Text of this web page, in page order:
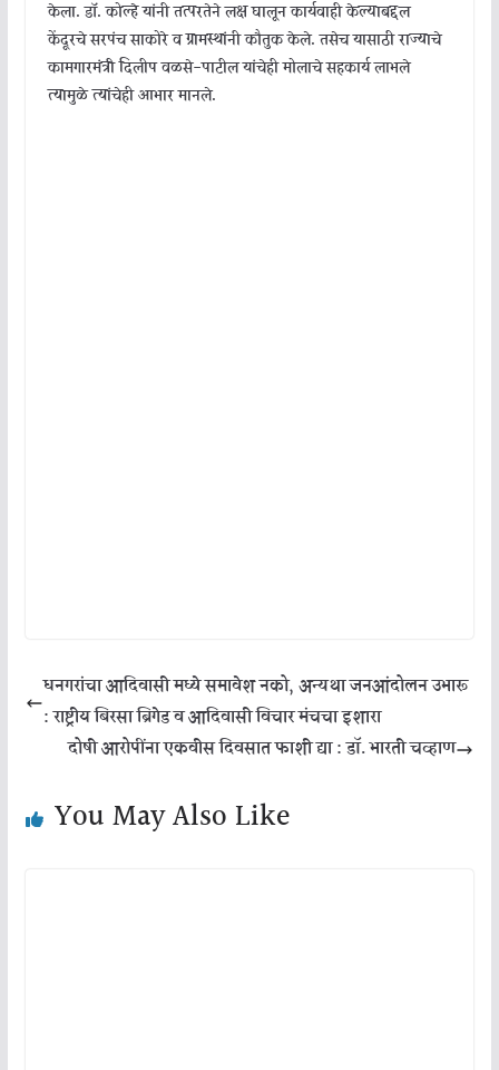
केला. डॉ. कोल्हे यांनी तत्परतेने लक्ष घालून कार्यवाही केल्याबद्दल
केंदूरचे सरपंच साकोरे व ग्रामस्थांनी कौतुक केले. तसेच यासाठी राज्याचे
कामगारमंत्री दिलीप वळसे-पाटील यांचेही मोलाचे सहकार्य लाभले
त्यामुळे त्यांचेही आभार मानले.
धनगरांचा आदिवासी मध्ये समावेश नको, अन्यथा जनआंदोलन उभारू
: राष्ट्रीय बिरसा ब्रिगेड व आदिवासी विचार मंचचा इशारा
दोषी आरोपींना एकवीस दिवसात फाशी द्या : डॉ. भारती चव्हाण
You May Also Like